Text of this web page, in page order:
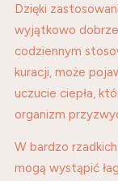
Dzięki
wyjątkowo
codziennym
kuracji, może
uczucie ciepła,
organizm
W bardzo
mogą wystąpić